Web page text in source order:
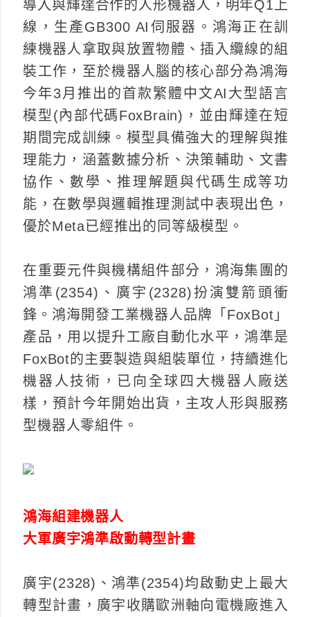
導入與輝達合作的人形機器人，明年Q1上
線，生產GB300 AI伺服器。鴻海正在訓
練機器人拿取與放置物體、插入纜線的組
裝工作，至於機器人腦的核心部分為鴻海
今年3月推出的首款繁體中文AI大型語言
模型(內部代碼FoxBrain)，並由輝達在短
期間完成訓練。模型具備強大的理解與推
理能力，涵蓋數據分析、決策輔助、文書
協作、數學、推理解題與代碼生成等功
能，在數學與邏輯推理測試中表現出色，
優於Meta已經推出的同等級模型。
在重要元件與機構組件部分，鴻海集團的
鴻準(2354)、廣宇(2328)扮演雙箭頭衝
鋒。鴻海開發工業機器人品牌「FoxBot」
產品，用以提升工廠自動化水平，鴻準是
FoxBot的主要製造與組裝單位，持續進化
機器人技術，已向全球四大機器人廠送
樣，預計今年開始出貨，主攻人形與服務
型機器人零組件。
鴻海組建機器人
大軍廣宇鴻準啟動轉型計畫
廣宇(2328)、鴻準(2354)均啟動史上最大
轉型計畫，廣宇收購歐洲軸向電機廠進入